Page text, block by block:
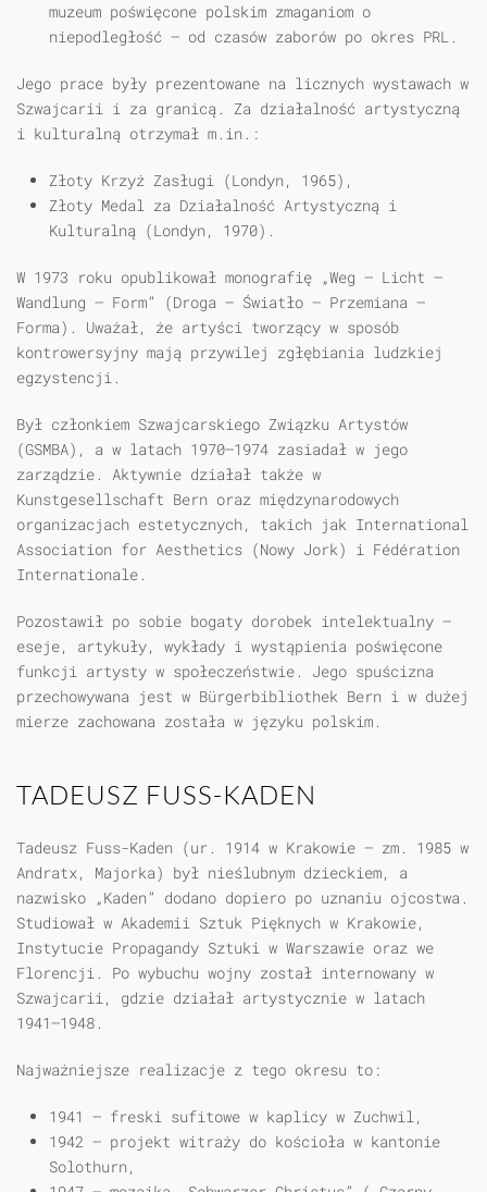
muzeum poświęcone polskim zmaganiom o
niepodległość – od czasów zaborów po okres PRL.
Jego prace były prezentowane na licznych wystawach w
Szwajcarii i za granicą. Za działalność artystyczną
i kulturalną otrzymał m.in.:
Złoty Krzyż Zasługi (Londyn, 1965),
Złoty Medal za Działalność Artystyczną i
Kulturalną (Londyn, 1970).
W 1973 roku opublikował monografię „Weg – Licht –
Wandlung – Form” (Droga – Światło – Przemiana –
Forma). Uważał, że artyści tworzący w sposób
kontrowersyjny mają przywilej zgłębiania ludzkiej
egzystencji.
Był członkiem Szwajcarskiego Związku Artystów
(GSMBA), a w latach 1970–1974 zasiadał w jego
zarządzie. Aktywnie działał także w
Kunstgesellschaft Bern oraz międzynarodowych
organizacjach estetycznych, takich jak International
Association for Aesthetics (Nowy Jork) i Fédération
Internationale.
Pozostawił po sobie bogaty dorobek intelektualny –
eseje, artykuły, wykłady i wystąpienia poświęcone
funkcji artysty w społeczeństwie. Jego spuścizna
przechowywana jest w Bürgerbibliothek Bern i w dużej
mierze zachowana została w języku polskim.
TADEUSZ FUSS-KADEN
Tadeusz Fuss-Kaden (ur. 1914 w Krakowie – zm. 1985 w
Andratx, Majorka) był nieślubnym dzieckiem, a
nazwisko „Kaden” dodano dopiero po uznaniu ojcostwa.
Studiował w Akademii Sztuk Pięknych w Krakowie,
Instytucie Propagandy Sztuki w Warszawie oraz we
Florencji. Po wybuchu wojny został internowany w
Szwajcarii, gdzie działał artystycznie w latach
1941–1948.
Najważniejsze realizacje z tego okresu to:
1941 – freski sufitowe w kaplicy w Zuchwil,
1942 – projekt witraży do kościoła w kantonie
Solothurn,